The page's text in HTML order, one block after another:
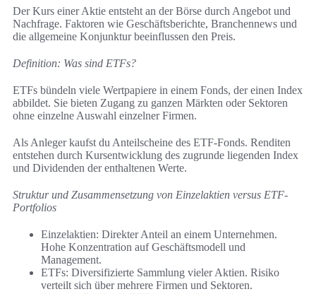
Der Kurs einer Aktie entsteht an der Börse durch Angebot und
Nachfrage. Faktoren wie Geschäftsberichte, Branchennews und
die allgemeine Konjunktur beeinflussen den Preis.
Definition: Was sind ETFs?
ETFs bündeln viele Wertpapiere in einem Fonds, der einen Index
abbildet. Sie bieten Zugang zu ganzen Märkten oder Sektoren
ohne einzelne Auswahl einzelner Firmen.
Als Anleger kaufst du Anteilscheine des ETF-Fonds. Renditen
entstehen durch Kursentwicklung des zugrunde liegenden Index
und Dividenden der enthaltenen Werte.
Struktur und Zusammensetzung von Einzelaktien versus ETF-
Portfolios
Einzelaktien: Direkter Anteil an einem Unternehmen.
Hohe Konzentration auf Geschäftsmodell und
Management.
ETFs: Diversifizierte Sammlung vieler Aktien. Risiko
verteilt sich über mehrere Firmen und Sektoren.